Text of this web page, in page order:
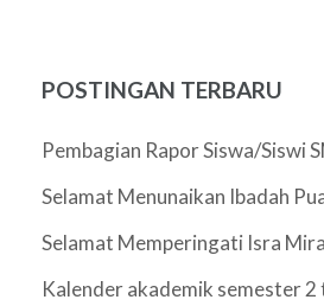
POSTINGAN TERBARU
Pembagian Rapor Siswa/Siswi
Selamat Menunaikan Ibadah
Selamat Memperingati Isra
Kalender akademik semester 2